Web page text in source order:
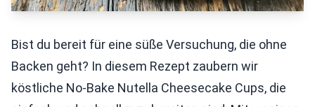
Bist du bereit für eine süße Versuchung, die ohne
Backen geht? In diesem Rezept zaubern wir
köstliche No-Bake Nutella Cheesecake Cups, die